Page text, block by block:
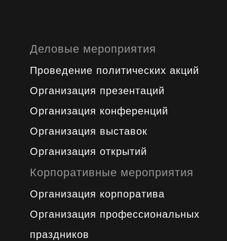
Деловые мероприятия
Проведение политических акций
Организация презентаций
Организация конференций
Организация выставок
Организация открытий
Корпоративные мероприятия
Организация корпоратива
Организация профессиональных
праздников